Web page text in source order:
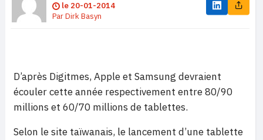
le 20-01-2014
ParDirk Basyn
D’après Digitmes, Apple et Samsung devraient
écouler cette année respectivement entre 80/90
millions et 60/70 millions de tablettes.
Selon le site taïwanais, le lancement d’une tablette